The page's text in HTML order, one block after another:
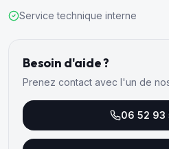
Service technique interne
Besoin d'aide ?
Prenez contact avec l'un de
06 52 93